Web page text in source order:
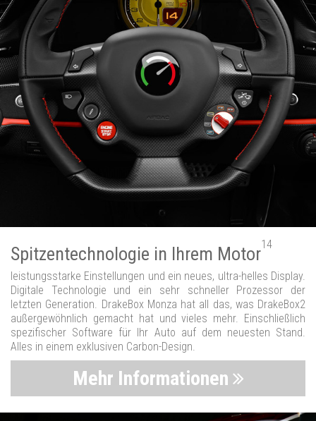
Spitzentechnologie in Ihrem Motor14
leistungsstarke Einstellungen und ein neues, ultra-helles Display.
Digitale Technologie und ein sehr schneller Prozessor der
letzten Generation. DrakeBox Monza hat all das, was DrakeBox2
außergewöhnlich gemacht hat und vieles mehr. Einschließlich
spezifischer Software für Ihr Auto auf dem neuesten Stand.
Alles in einem exklusiven Carbon-Design.
Mehr Informationen